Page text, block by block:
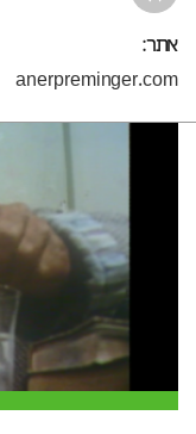
אתר:
anerpreminger.com